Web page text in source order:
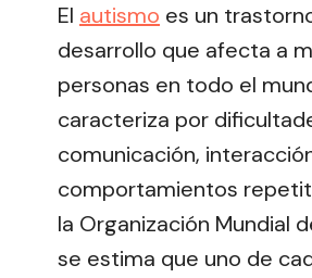
El autismo es un
desarrollo que afecta a
personas en todo el
caracteriza por
comunicación,
comportamientos
la Organización Mundial
se estima que uno de